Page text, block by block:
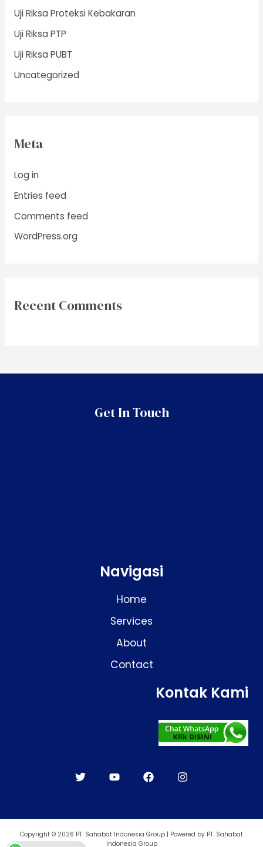
Uji Riksa Proteksi Kebakaran
Uji Riksa PTP
Uji Riksa PUBT
Uncategorized
Meta
Log in
Entries feed
Comments feed
WordPress.org
Recent Comments
Get In Touch
Navigasi
Home
Services
About
Contact
Kontak Kami
Copyright © 2026 PT. Sahabat Indonesia Group | Powered by PT. Sahabat
Indonesia Group